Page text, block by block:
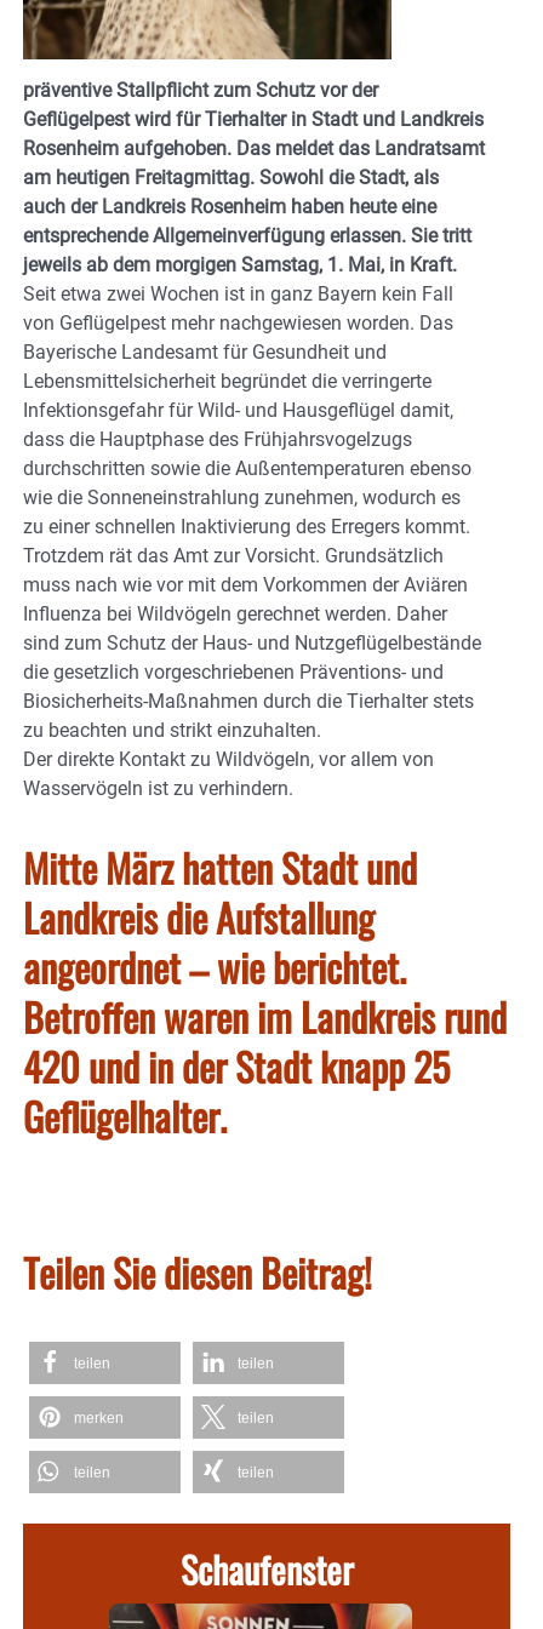
präventive Stallpflicht zum Schutz vor der
Geflügelpest wird für Tierhalter in Stadt und Landkreis
Rosenheim aufgehoben. Das meldet das Landratsamt
am heutigen Freitagmittag. Sowohl die Stadt, als
auch der Landkreis Rosenheim haben heute eine
entsprechende Allgemeinverfügung erlassen. Sie tritt
jeweils ab dem morgigen Samstag, 1. Mai, in Kraft.
Seit etwa zwei Wochen ist in ganz Bayern kein Fall
von Geflügelpest mehr nachgewiesen worden. Das
Bayerische Landesamt für Gesundheit und
Lebensmittelsicherheit begründet die verringerte
Infektionsgefahr für Wild- und Hausgeflügel damit,
dass die Hauptphase des Frühjahrsvogelzugs
durchschritten sowie die Außentemperaturen ebenso
wie die Sonneneinstrahlung zunehmen, wodurch es
zu einer schnellen Inaktivierung des Erregers kommt.
Trotzdem rät das Amt zur Vorsicht. Grundsätzlich
muss nach wie vor mit dem Vorkommen der Aviären
Influenza bei Wildvögeln gerechnet werden. Daher
sind zum Schutz der Haus- und Nutzgeflügelbestände
die gesetzlich vorgeschriebenen Präventions- und
Biosicherheits-Maßnahmen durch die Tierhalter stets
zu beachten und strikt einzuhalten.
Der direkte Kontakt zu Wildvögeln, vor allem von
Wasservögeln ist zu verhindern.
Mitte März hatten Stadt und
Landkreis die Aufstallung
angeordnet – wie berichtet.
Betroffen waren im Landkreis rund
420 und in der Stadt knapp 25
Geflügelhalter.
Teilen Sie diesen Beitrag!
teilen teilen
merken teilen
teilen teilen
Schaufenster